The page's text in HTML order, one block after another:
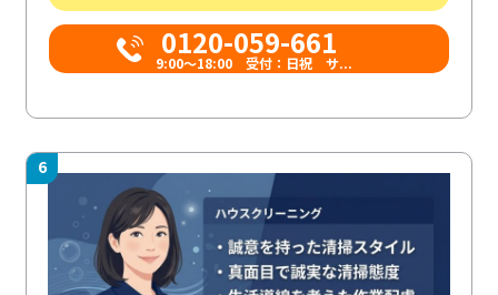
0120-059-661
9:00〜18:00 受付：日祝 サ...
6